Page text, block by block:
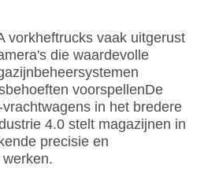
vorkheftrucks vaak uitgerust
die waardevolle
voorspellenDe
in het bredere
4.0 stelt magazijnen in
precisie en